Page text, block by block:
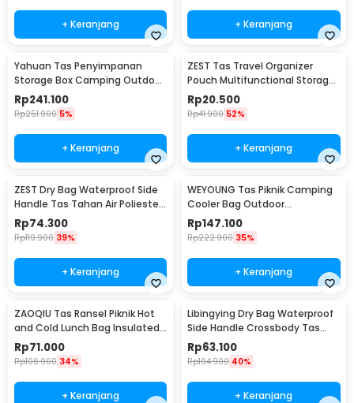
+ Keranjang + Keranjang
Yahuan Tas Penyimpanan
Storage Box Camping Outdoor
Travel Waterproof - YN-29
Rp241.100
Rp251.900 5%
+ Keranjang
ZEST Tas Travel Organizer
Pouch Multifunctional Storage
Electronic Bag - BM012N1019
Rp20.500
Rp41.900 52%
+ Keranjang
ZEST Dry Bag Waterproof Side
Handle Tas Tahan Air Poliester
PVC Nilon 10L - OB109
Rp74.300
Rp119.900 39%
+ Keranjang
WEYOUNG Tas Piknik Camping
Cooler Bag Outdoor
Waterproof 33L - H42
Rp147.100
Rp222.900 35%
+ Keranjang
ZAOQIU Tas Ransel Piknik Hot
and Cold Lunch Bag Insulated
Backpack - YY29
Rp71.000
Rp106.900 34%
+ Keranjang
Libingying Dry Bag Waterproof
Side Handle Crossbody Tas
Tahan Air PVC 10L - DB51
Rp63.100
Rp104.900 40%
+ Keranjang